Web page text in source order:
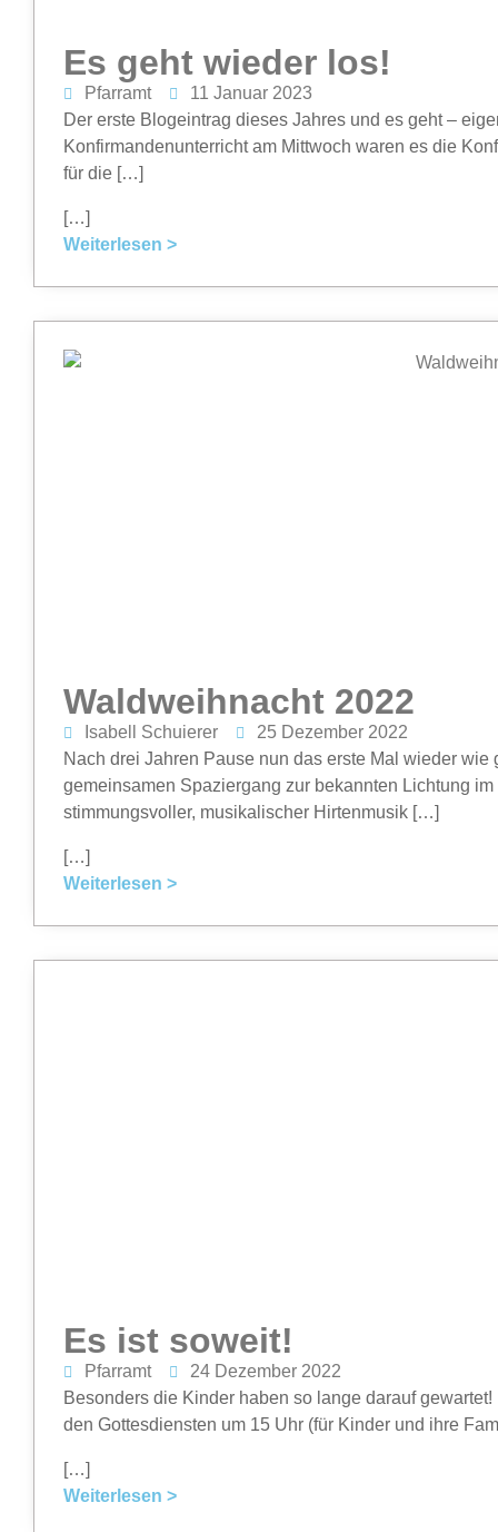
Es geht wieder los!
Pfarramt
11 Januar 2023
Der erste Blogeintrag dieses Jahres und es geht –
Konfirmandenunterricht am Mittwoch waren es die
für die […]
[…]
Weiterlesen >
Waldweihnacht 2022
Isabell Schuierer
25 Dezember 2022
Nach drei Jahren Pause nun das erste Mal wieder
gemeinsamen Spaziergang zur bekannten Lichtung
stimmungsvoller, musikalischer Hirtenmusik […]
[…]
Weiterlesen >
Es ist soweit!
Pfarramt
24 Dezember 2022
Besonders die Kinder haben so lange darauf
den Gottesdiensten um 15 Uhr (für Kinder und ihre
[…]
Weiterlesen >